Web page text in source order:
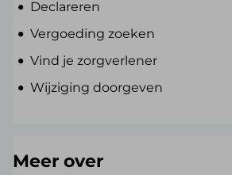
Declareren
Vergoeding zoeken
Vind je zorgverlener
Wijziging doorgeven
Meer over